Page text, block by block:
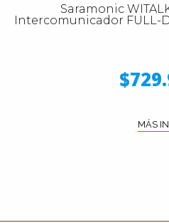
Saramonic
Intercomunicador FULL-
MÁS